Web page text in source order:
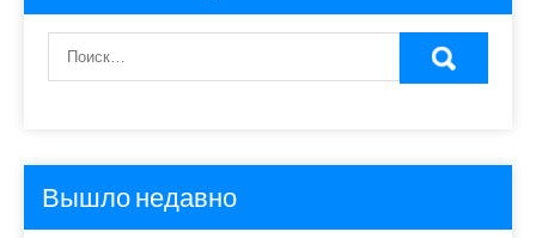
Вышло недавно